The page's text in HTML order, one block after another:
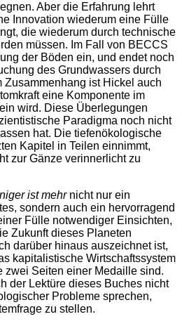
Aber die Erfahrung lehrt
Innovation wiederum eine Fülle
die wiederum durch technische
müssen. Im Fall von BECCS
der Böden ein, und endet noch
des Grundwassers durch
Zusammenhang ist Hickel auch
eine Komponente im
wird. Diese Überlegungen
Paradigma noch nicht
hat. Die tiefenökologische
Kapitel in Teilen einnimmt,
zur Gänze verinnerlicht zu
ist mehrnicht nur ein
sondern auch ein hervorragend
Fülle notwendiger Einsichten,
Zukunft dieses Planeten
darüber hinaus auszeichnet ist,
kapitalistische Wirtschaftssystem
zwei Seiten einer Medaille sind.
der Lektüre dieses Buches nicht
Probleme sprechen,
zu stellen.